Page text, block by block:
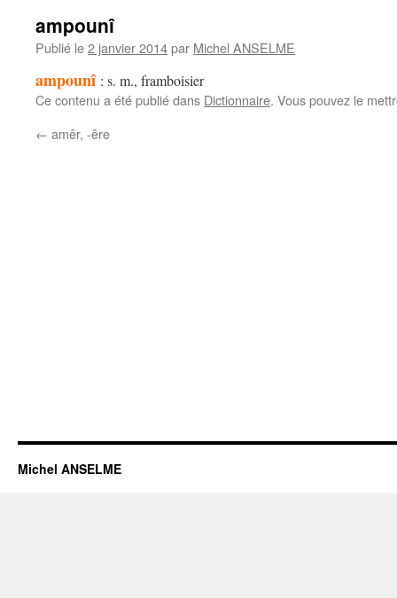
ampounî
Publié le2 janvier 2014par Michel ANSELME
ampounî : s. m., framboisier
Ce contenu a été publié dans Dictionnaire. Vous pouvez le
← amêr, -êre
Michel ANSELME